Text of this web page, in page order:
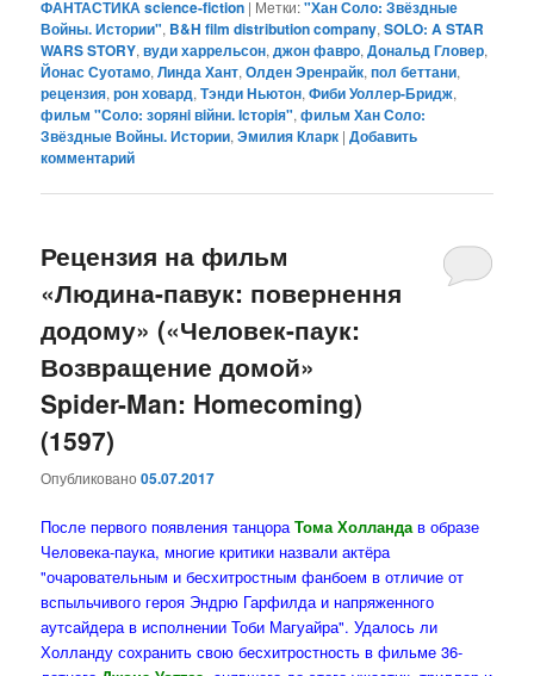
ФАНТАСТИКА science-fiction | Метки:"Хан Соло: Звёздные
Войны. Истории", B&H film distribution company,SOLO: A STAR
WARS STORY,вуди харрельсон,джон фавро,Дональд Гловер,
Йонас Суотамо,Линда Хант,Олден Эренрайк,пол беттани,
рецензия,рон ховард,Тэнди Ньютон,Фиби Уоллер-Бридж,
фильм "Соло: зорянi вiйни. Icторiя",фильм Хан Соло:
Звёздные Войны. Истории,Эмилия Кларк |Добавить
комментарий
Рецензия на фильм
«Людина-павук: повернення
додому» («Человек-паук:
Возвращение домой»
Spider-Man: Homecoming)
(1597)
Опубликовано05.07.2017
После первого появления танцораТома Холландав образе
Человека-паука, многие критики назвали актёра
"очаровательным и бесхитростным фанбоем в отличие от
вспыльчивого героя Эндрю Гарфилда и напряженного
аутсайдера в исполнении Тоби Магуайра". Удалось ли
Холланду сохранить свою бесхитростность в фильме 36-